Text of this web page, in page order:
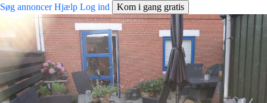
Søg annoncerHjælp Log ind Kom i gang gratis